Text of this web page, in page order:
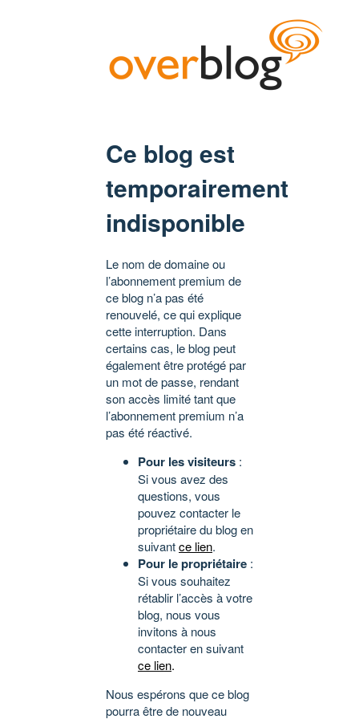
Ce blog est
temporairement
indisponible
Le nom de domaine ou
l’abonnement premium de
ce blog n’a pas été
renouvelé, ce qui explique
cette interruption. Dans
certains cas, le blog peut
également être protégé par
un mot de passe, rendant
son accès limité tant que
l’abonnement premium n’a
pas été réactivé.
Pour les visiteurs :
Si vous avez des
questions, vous
pouvez contacter le
propriétaire du blog en
suivantce lien.
Pour le propriétaire :
Si vous souhaitez
rétablir l’accès à votre
blog, nous vous
invitons à nous
contacter en suivant
ce lien.
Nous espérons que ce blog
pourra être de nouveau